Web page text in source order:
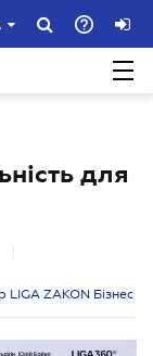
для
ZAKON Бізнес